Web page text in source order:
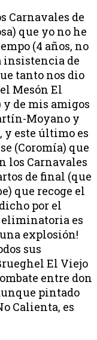
Carnavales de
que yo no he
(4 años, no
insistencia de
tanto nos dio
Mesón El
y de mis amigos
Moyano y
y este último es
(Coromía) que
los Carnavales
de final (que
que recoge el
por el
eliminatoria es
explosión!
sus
El Viejo
entre don
pintado
Calienta, es